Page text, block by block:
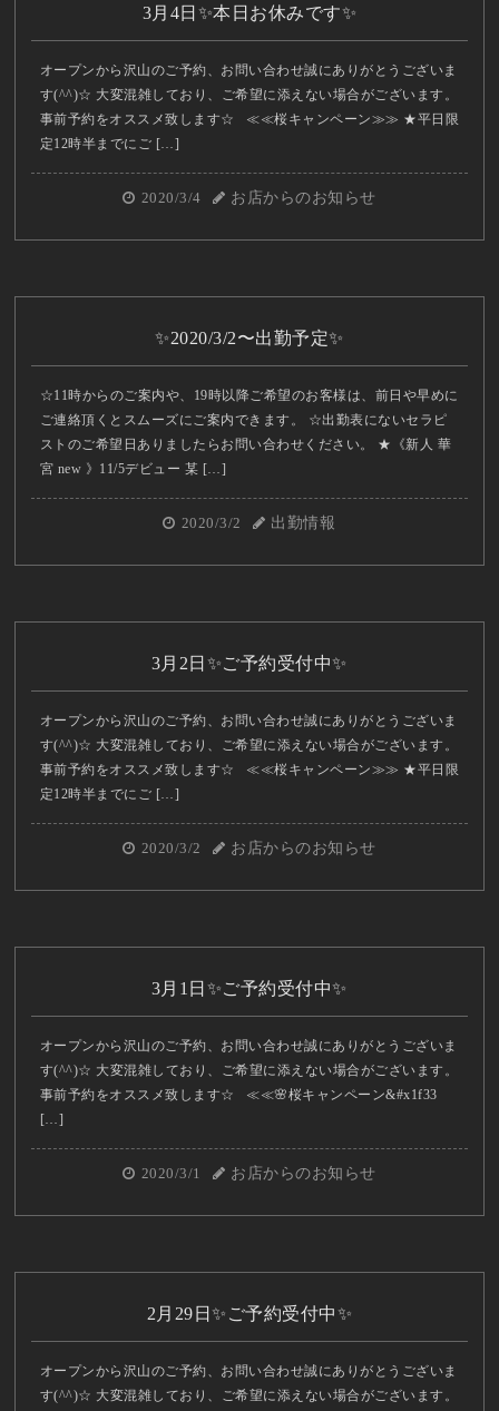
3月4日✨本日お休みです✨
オープンから沢山のご予約、お問い合わせ誠にありがとうございま
す(^^)☆ 大変混雑しており、ご希望に添えない場合がございます。
事前予約をオススメ致します☆ ≪≪桜キャンペーン≫≫ ★平日限
定12時半までにご […]
2020/3/4 お店からのお知らせ
✨2020/3/2〜出勤予定✨
☆11時からのご案内や、19時以降ご希望のお客様は、前日や早めに
ご連絡頂くとスムーズにご案内できます。 ☆出勤表にないセラピ
ストのご希望日ありましたらお問い合わせください。 ★《新人 華
宮 new 》11/5デビュー 某 […]
2020/3/2 出勤情報
3月2日✨ご予約受付中✨
オープンから沢山のご予約、お問い合わせ誠にありがとうございま
す(^^)☆ 大変混雑しており、ご希望に添えない場合がございます。
事前予約をオススメ致します☆ ≪≪桜キャンペーン≫≫ ★平日限
定12時半までにご […]
2020/3/2 お店からのお知らせ
3月1日✨ご予約受付中✨
オープンから沢山のご予約、お問い合わせ誠にありがとうございま
す(^^)☆ 大変混雑しており、ご希望に添えない場合がございます。
事前予約をオススメ致します☆ ≪≪🌸桜キャンペーン&#x1f33
[…]
2020/3/1 お店からのお知らせ
2月29日✨ご予約受付中✨
オープンから沢山のご予約、お問い合わせ誠にありがとうございま
す(^^)☆ 大変混雑しており、ご希望に添えない場合がございます。